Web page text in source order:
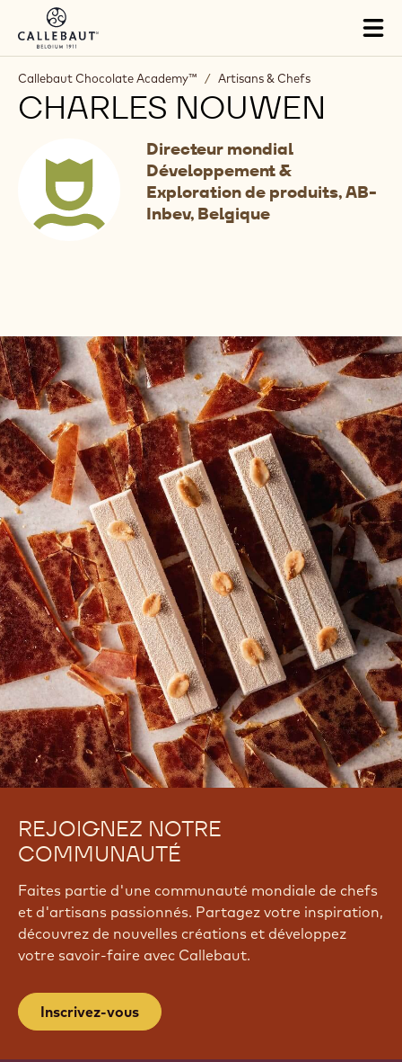
Skip to main content
Callebaut Chocolate Academy™ / Artisans & Chefs
CHARLES NOUWEN
Directeur mondial
Développement &
Exploration de produits, AB-
Inbev, Belgique
REJOIGNEZ NOTRE
COMMUNAUTÉ
Faites partie d'une communauté mondiale de chefs
et d'artisans passionnés. Partagez votre inspiration,
découvrez de nouvelles créations et développez
votre savoir-faire avec Callebaut.
Inscrivez-vous